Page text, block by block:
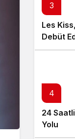
3
Les
Debüt
4
24
Yolu